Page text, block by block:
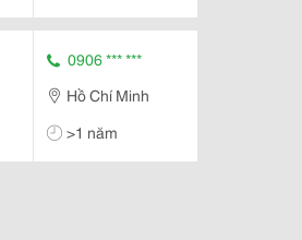
0906 *** ***
Hồ Chí Minh
>1 năm